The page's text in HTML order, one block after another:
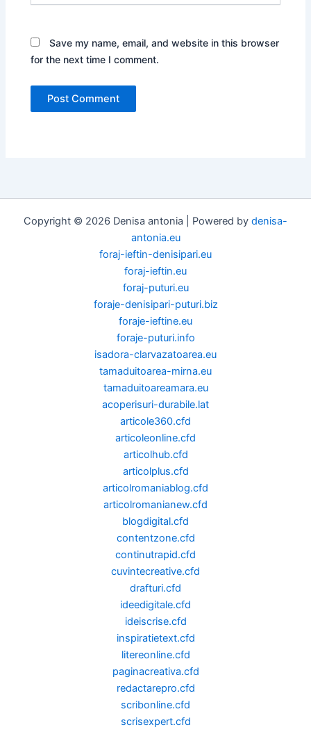
Save my name, email, and website in this browser
for the next time I comment.
Copyright © 2026 Denisa antonia | Powered by denisa-
antonia.eu
foraj-ieftin-denisipari.eu
foraj-ieftin.eu
foraj-puturi.eu
foraje-denisipari-puturi.biz
foraje-ieftine.eu
foraje-puturi.info
isadora-clarvazatoarea.eu
tamaduitoarea-mirna.eu
tamaduitoareamara.eu
acoperisuri-durabile.lat
articole360.cfd
articoleonline.cfd
articolhub.cfd
articolplus.cfd
articolromaniablog.cfd
articolromanianew.cfd
blogdigital.cfd
contentzone.cfd
continutrapid.cfd
cuvintecreative.cfd
drafturi.cfd
ideedigitale.cfd
ideiscrise.cfd
inspiratietext.cfd
litereonline.cfd
paginacreativa.cfd
redactarepro.cfd
scribonline.cfd
scrisexpert.cfd